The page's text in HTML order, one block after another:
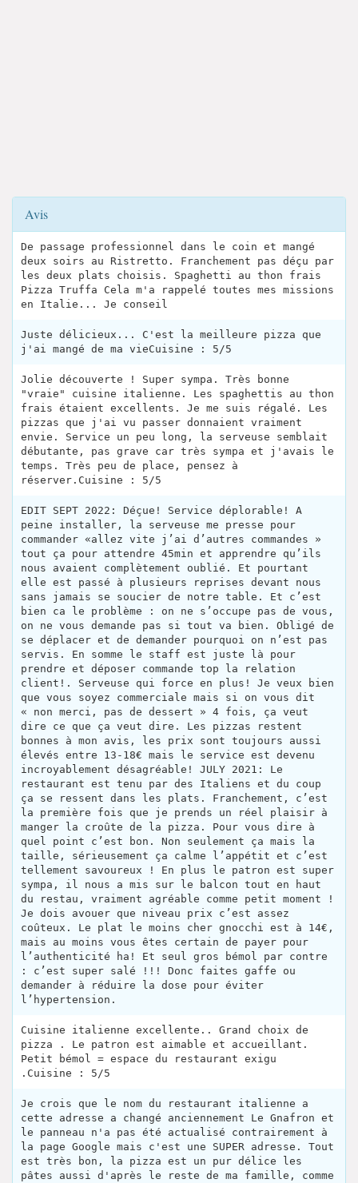
Avis
De passage professionnel dans le coin et mangé
deux soirs au Ristretto. Franchement pas déçu par
les deux plats choisis. Spaghetti au thon frais
Pizza Truffa Cela m'a rappelé toutes mes missions
en Italie... Je conseil
Juste délicieux... C'est la meilleure pizza que
j'ai mangé de ma vieCuisine : 5/5
Jolie découverte ! Super sympa. Très bonne
"vraie" cuisine italienne. Les spaghettis au thon
frais étaient excellents. Je me suis régalé. Les
pizzas que j'ai vu passer donnaient vraiment
envie. Service un peu long, la serveuse semblait
débutante, pas grave car très sympa et j'avais le
temps. Très peu de place, pensez à
réserver.Cuisine : 5/5
EDIT SEPT 2022: Déçue! Service déplorable! A
peine installer, la serveuse me presse pour
commander «allez vite j’ai d’autres commandes »
tout ça pour attendre 45min et apprendre qu’ils
nous avaient complètement oublié. Et pourtant
elle est passé à plusieurs reprises devant nous
sans jamais se soucier de notre table. Et c’est
bien ca le problème : on ne s’occupe pas de vous,
on ne vous demande pas si tout va bien. Obligé de
se déplacer et de demander pourquoi on n’est pas
servis. En somme le staff est juste là pour
prendre et déposer commande top la relation
client!. Serveuse qui force en plus! Je veux bien
que vous soyez commerciale mais si on vous dit
« non merci, pas de dessert » 4 fois, ça veut
dire ce que ça veut dire. Les pizzas restent
bonnes à mon avis, les prix sont toujours aussi
élevés entre 13-18€ mais le service est devenu
incroyablement désagréable! JULY 2021: Le
restaurant est tenu par des Italiens et du coup
ça se ressent dans les plats. Franchement, c’est
la première fois que je prends un réel plaisir à
manger la croûte de la pizza. Pour vous dire à
quel point c’est bon. Non seulement ça mais la
taille, sérieusement ça calme l’appétit et c’est
tellement savoureux ! En plus le patron est super
sympa, il nous a mis sur le balcon tout en haut
du restau, vraiment agréable comme petit moment !
Je dois avouer que niveau prix c’est assez
coûteux. Le plat le moins cher gnocchi est à 14€,
mais au moins vous êtes certain de payer pour
l’authenticité ha! Et seul gros bémol par contre
: c’est super salé !!! Donc faites gaffe ou
demander à réduire la dose pour éviter
l’hypertension.
Cuisine italienne excellente.. Grand choix de
pizza . Le patron est aimable et accueillant.
Petit bémol = espace du restaurant exigu
.Cuisine : 5/5
Je crois que le nom du restaurant italienne a
cette adresse a changé anciennement Le Gnafron et
le panneau n'a pas été actualisé contrairement à
la page Google mais c'est une SUPER adresse. Tout
est très bon, la pizza est un pur délice les
pâtes aussi d'après le reste de ma famille, comme